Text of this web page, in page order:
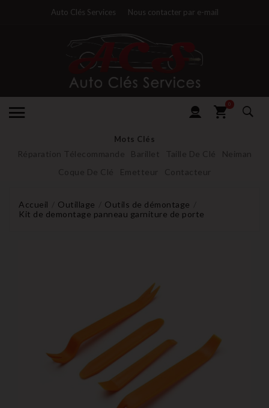
Auto Clés Services Nous contacter par e-mail
0
Mots Clés
Réparation Télecommande Barillet Taille De Clé
Neiman
Coque De Clé
Emetteur Contacteur
Accueil Outillage
Outils de démontage
Kit de demontage panneau garniture de porte